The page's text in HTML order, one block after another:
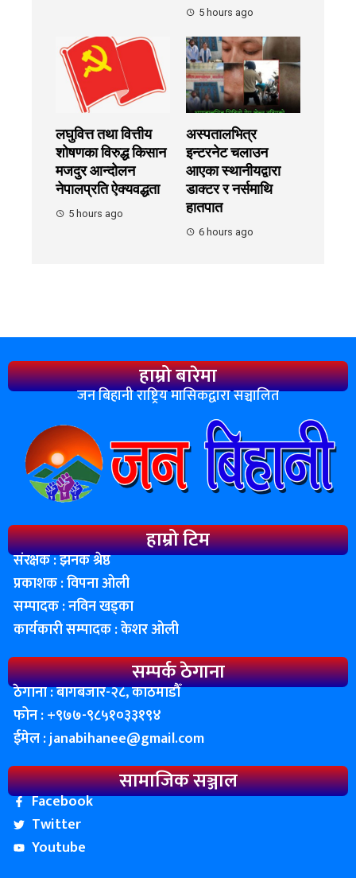
5 hours ago
लघुवित्त तथा वित्तीय
शोषणका विरुद्ध किसान
मजदुर आन्दोलन
नेपालप्रति ऐक्यवद्धता
5 hours ago
अस्पतालभित्र
इन्टरनेट चलाउन
आएका स्थानीयद्वारा
डाक्टर र नर्समाथि
हातपात
6 hours ago
हाम्रो बारेमा
जन बिहानी राष्ट्रिय मासिकद्वारा सञ्चालित
हाम्रो टिम
संरक्षक : झनक श्रेष्ठ
प्रकाशक : विपना ओली
सम्पादक : नविन खड्का
कार्यकारी सम्पादक : केशर ओली
सम्पर्क ठेगाना
ठेगाना : बागबजार-२८, काठमाडाैँ
फोन : ‌+९७७-९८५१०३३१९४
ईमेल :janabihanee@gmail.com
सामाजिक सञ्जाल
Facebook
Twitter
Youtube